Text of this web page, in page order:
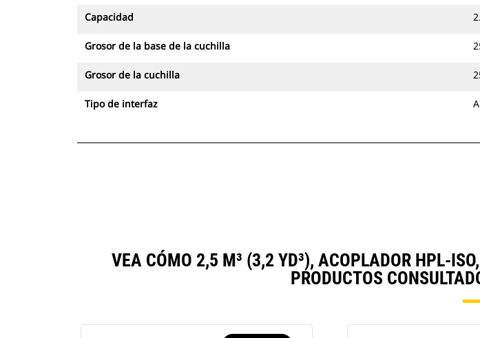
Capacidad
Grosor de la base de la cuchilla
Grosor de la cuchilla
Tipo de interfaz
VEA CÓMO 2,5 M³ (3,2 YD³), ACOPLADOR HPL-
PRODUCTOS